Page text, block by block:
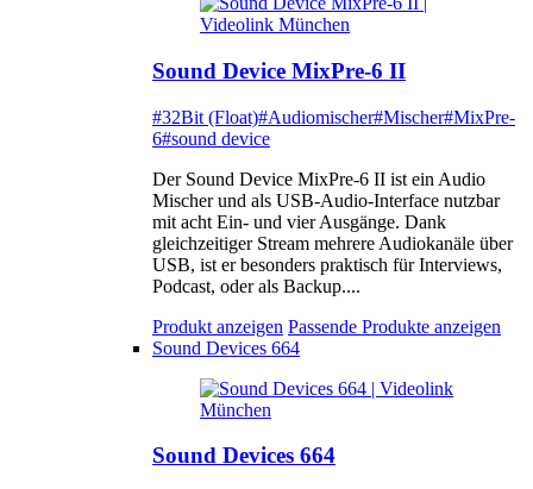
Sound Device MixPre-6 II
#32Bit (Float)#Audiomischer#Mischer#MixPre-
6#sound device
Der Sound Device MixPre-6 II ist ein Audio
Mischer und als USB-Audio-Interface nutzbar
mit acht Ein- und vier Ausgänge. Dank
gleichzeitiger Stream mehrere Audiokanäle über
USB, ist er besonders praktisch für Interviews,
Podcast, oder als Backup....
Produkt anzeigen Passende Produkte anzeigen
Sound Devices 664
Sound Devices 664